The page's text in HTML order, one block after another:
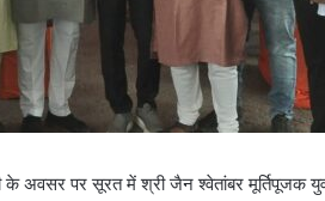
अवसर पर सूरत में श्री जैन श्वेतांबर मूर्तिपूजक